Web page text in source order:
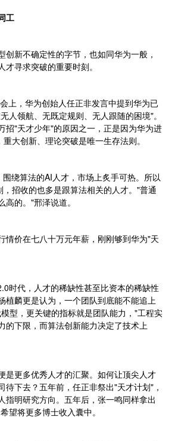
工
创新不确定性的字节，也如同华为一般，
寻求突破的重要时刻。
上，华为创始人任正非发言中提到华为已
人领航、无既定规则、无人跟随的困境"。
招"天才少年"的原因之一，正是因为华为进
大创新、理论突破是唯一生存法则。
绕算法的AI人才，市场上炙手可热。所以
招收的也多是跟算法相关的人才。"普通
的。"邢泽说道。
情价在七八十万元年薪，刚刚够到华为"天
时代，人才的稀缺性甚至比资本的稀缺性
植麟更是认为，一个团队到底能不能追上
型，更关键的指标就是团队能力，"工程实
的下限，而算法创新能力决定了技术上
是更多优秀人才的汇聚。如何让顶尖人才
待下去？五年前，任正非祭出"天才计划"，
指明研究方向。五年后，张一鸣同样拿出
望将更多博士收入囊中。